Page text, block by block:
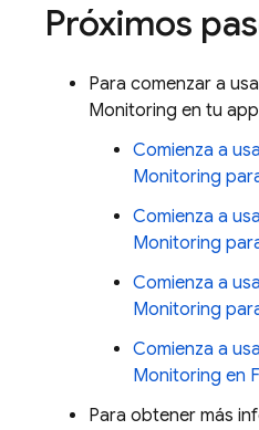
Próximos
Para comenzar a
Monitoring en tu
Comienza a
Monitoring
Comienza a
Monitoring
Comienza a
Monitoring
Comienza a
Monitoring en
Para obtener más